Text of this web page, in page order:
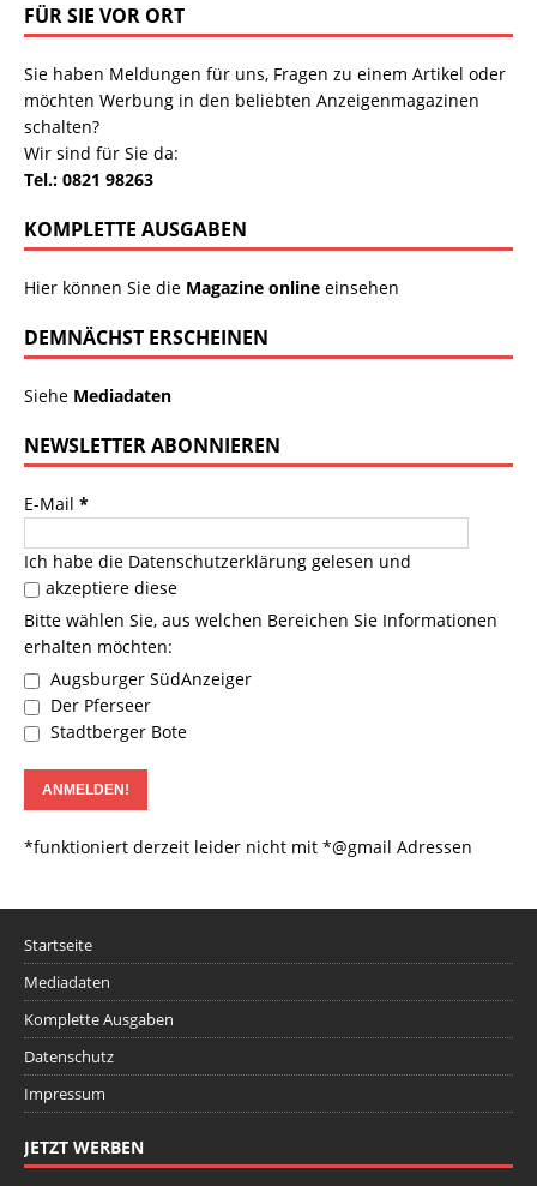
FÜR SIE VOR ORT
Sie haben Meldungen für uns, Fragen zu einem Artikel oder
möchten Werbung in den beliebten Anzeigenmagazinen
schalten?
Wir sind für Sie da:
Tel.: 0821 98263
KOMPLETTE AUSGABEN
Hier können Sie die Magazine online einsehen
DEMNÄCHST ERSCHEINEN
Siehe Mediadaten
NEWSLETTER ABONNIEREN
E-Mail *
Ich habe die Datenschutzerklärung gelesen und
akzeptiere diese
Bitte wählen Sie, aus welchen Bereichen Sie Informationen
erhalten möchten:
Augsburger SüdAnzeiger
Der Pferseer
Stadtberger Bote
*funktioniert derzeit leider nicht mit *@gmail Adressen
Startseite
Mediadaten
Komplette Ausgaben
Datenschutz
Impressum
JETZT WERBEN